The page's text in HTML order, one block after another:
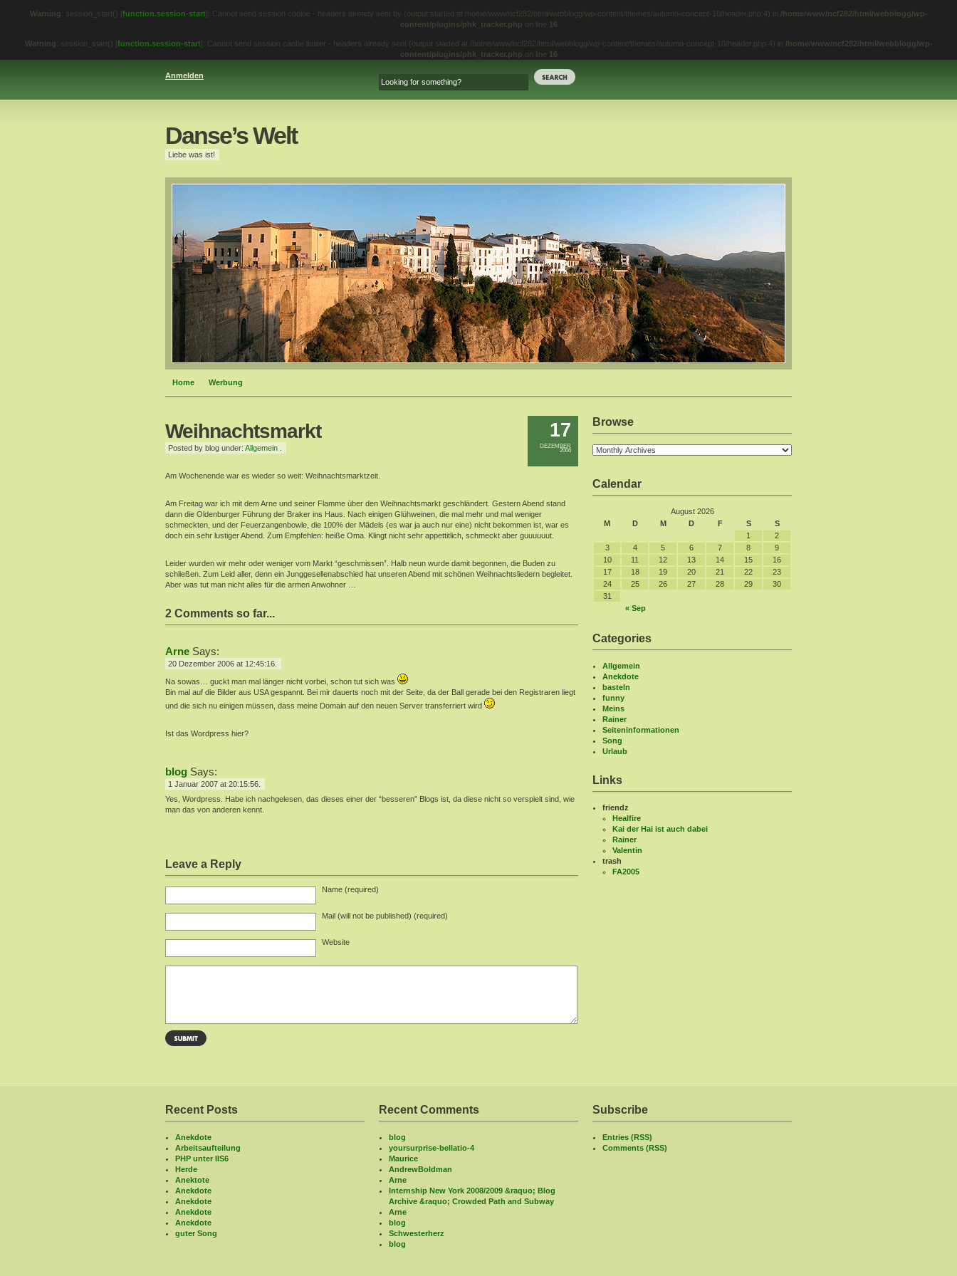
Warning: session_start() [function.session-start]: Cannot send session cookie - headers already sent by (output started at /home/www/ncf282/html/webblogg/wp-content/themes/autumn-concept-10/header.php:4) in /home/www/ncf282/html/webblogg/wp-
content/plugins/phk_tracker.php on line 16
Warning: session_start() [function.session-start]: Cannot send session cache limiter - headers already sent (output started at /home/www/ncf282/html/webblogg/wp-content/themes/autumn-concept-10/header.php:4) in /home/www/ncf282/html/webblogg/wp-
content/plugins/phk_tracker.php on line 16
Anmelden
Danse’s Welt
Liebe was ist!
Home Werbung
17
DEZEMBER
2006
Weihnachtsmarkt
Posted by blog under: Allgemein
Am Wochenende war es wieder so weit: Weihnachtsmarktzeit.
Am Freitag war ich mit dem Arne und seiner Flamme über den Weihnachtsmarkt geschländert. Gestern Abend stand
dann die Oldenburger Führung der Braker ins Haus. Nach einigen Glühweinen, die mal mehr und mal weniger
schmeckten, und der Feuerzangenbowle, die 100% der Mädels (es war ja auch nur eine) nicht bekommen ist, war es
doch ein sehr lustiger Abend. Zum Empfehlen: heiße Oma. Klingt nicht sehr appettitlich, schmeckt aber guuuuuut.
Leider wurden wir mehr oder weniger vom Markt “geschmissen”. Halb neun wurde damit begonnen, die Buden zu
schließen. Zum Leid aller, denn ein Junggesellenabschied hat unseren Abend mit schönen Weihnachtsliedern begleitet.
Aber was tut man nicht alles für die armen Anwohner …
2 Comments so far...
Arne Says:
20 Dezember 2006 at 12:45:16.
Na sowas… guckt man mal länger nicht vorbei, schon tut sich was
Bin mal auf die Bilder aus USA gespannt. Bei mir dauerts noch mit der Seite, da der Ball gerade bei den Registraren liegt
und die sich nu einigen müssen, dass meine Domain auf den neuen Server transferriert wird
Ist das Wordpress hier?
blog Says:
1 Januar 2007 at 20:15:56.
Yes, Wordpress. Habe ich nachgelesen, das dieses einer der “besseren” Blogs ist, da diese nicht so verspielt sind, wie
man das von anderen kennt.
Leave a Reply
Name (required)
Mail (will not be published) (required)
Website
Browse
Calendar
August 2026
M
D M D F S S
« Sep
1
2
3
4 5 6 7 8
9
10
11 12 13 14 15
16
17
18 19 20 21 22
23
24
25 26 27 28 29
30
31
Categories
Allgemein
Anekdote
basteln
funny
Meins
Rainer
Seiteninformationen
Song
Urlaub
Links
friendz
Healfire
Kai der Hai ist auch dabei
Rainer
Valentin
trash
FA2005
Recent Posts
Anekdote
Arbeitsaufteilung
PHP unter IIS6
Herde
Anektote
Anekdote
Anekdote
Anekdote
Anekdote
guter Song
Recent Comments
blog
yoursurprise-bellatio-4
Maurice
AndrewBoldman
Arne
Internship New York 2008/2009 &raquo; Blog
Archive &raquo; Crowded Path and Subway
Arne
blog
Schwesterherz
blog
Subscribe
Entries (RSS)
Comments (RSS)